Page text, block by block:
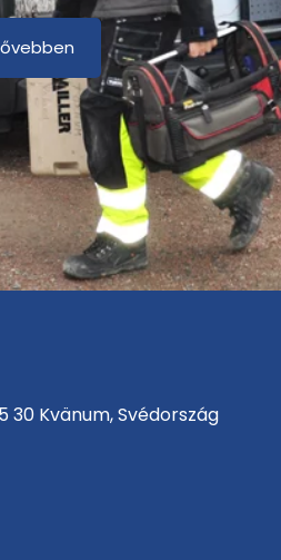
30 Kvänum, Svédország